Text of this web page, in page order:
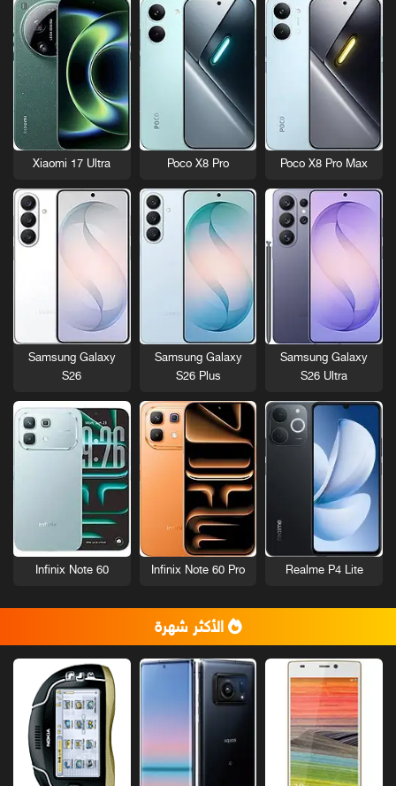
Poco X8 Pro Max
Poco X8 Pro
Xiaomi 17 Ultra
Samsung Galaxy
S26 Ultra
Samsung Galaxy
S26 Plus
Samsung Galaxy
S26
Realme P4 Lite
Infinix Note 60 Pro
Infinix Note 60
الأكثر شهرة